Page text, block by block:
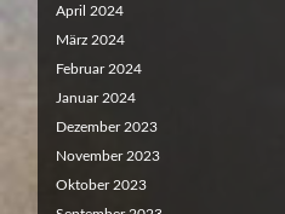
April 2024
März 2024
Februar 2024
Januar 2024
Dezember 2023
November 2023
Oktober 2023